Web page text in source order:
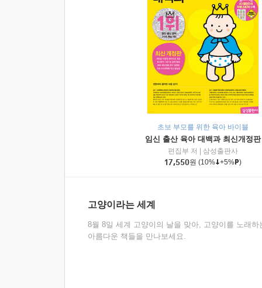
초보 부모를 위한 육아 바이블
임신 출산 육아 대백과 최신개정판
편집부 저
삼성출판사
17,550원 (10% +5% )
고양이라는 세계
8월 8일 세계 고양이의 날을 맞아, 고양이를 노래하
아름다운 책들을 만나보세요.